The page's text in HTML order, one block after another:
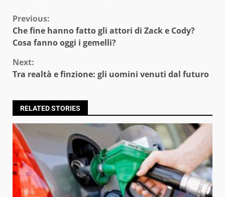
Continue
Reading
Previous:
Che fine hanno fatto gli attori di Zack e Cody?
Cosa fanno oggi i gemelli?
Next:
Tra realtà e finzione: gli uomini venuti dal futuro
RELATED STORIES